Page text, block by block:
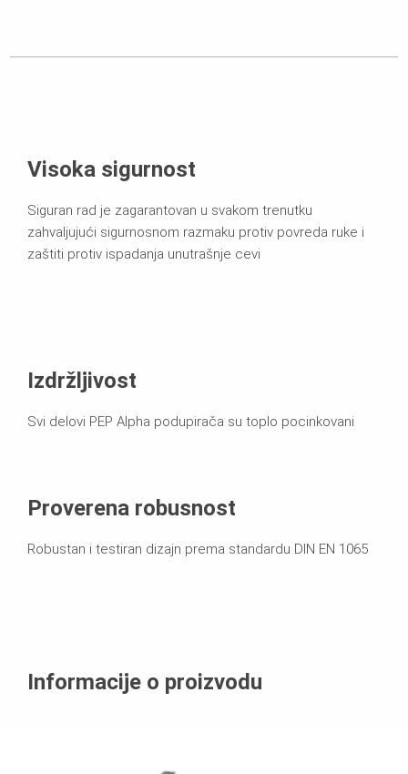
Visoka sigurnost
Siguran rad je zagarantovan u svakom trenutku
zahvaljujući sigurnosnom razmaku protiv povreda ruke i
zaštiti protiv ispadanja unutrašnje cevi
Izdržljivost
Svi delovi PEP Alpha podupirača su toplo pocinkovani
Proverena robusnost
Robustan i testiran dizajn prema standardu DIN EN 1065
Informacije o proizvodu